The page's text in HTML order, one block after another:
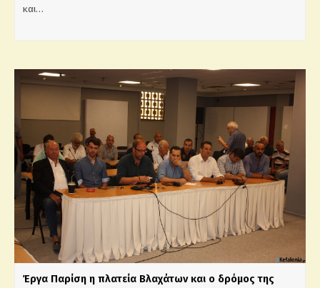
και…
Έργα Παρίση η πλατεία Βλαχάτων και ο δρόμος της